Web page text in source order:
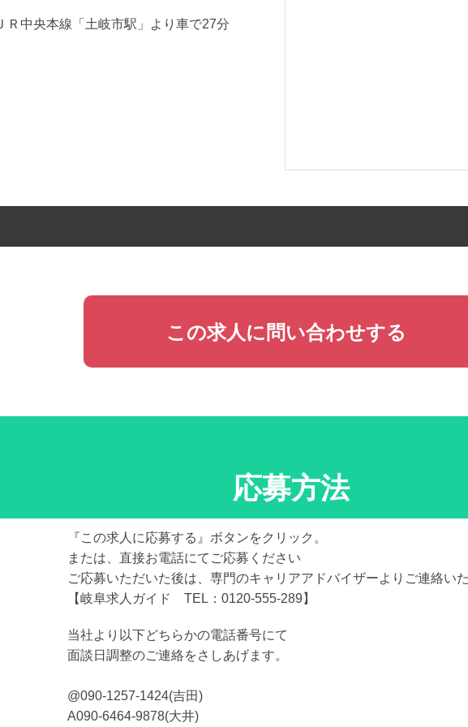
ＪＲ中央本線「土岐市駅」より車で27分
この求人に問い合わせする
応募方法
『この求人に応募する』ボタンをクリック。
または、直接お電話にてご応募ください
ご応募いただいた後は、専門のキャリアアドバイザーよりご連絡いた
【岐阜求人ガイド TEL：0120-555-289】
当社より以下どちらかの電話番号にて
面談日調整のご連絡をさしあげます。
@090-1257-1424(吉田)
A090-6464-9878(大井)